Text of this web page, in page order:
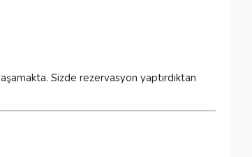
Sizde rezervasyon yaptırdıktan